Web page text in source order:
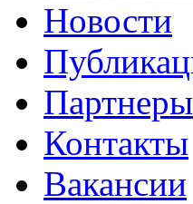
Новости
Партнеры
Контакты
Вакансии